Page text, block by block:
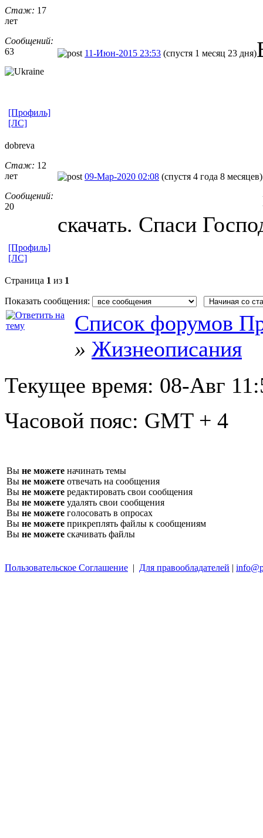
Стаж: 17
лет
Сообщений:
63
11-Июн-2015 23:53 (спустя 1 месяц 23 дня)
[Профиль]
[ЛС]
dobreva
Стаж: 12
лет
Сообщений:
20
09-Мар-2020 02:08 (спустя 4 года 8 месяцев)
скачать. Спаси
[Профиль]
[ЛС]
Страница 1 из 1
Показать сообщения:
Список форумов
» Жизнеописания
Текущее время: 08-Авг
Часовой пояс: GMT + 4
Вы не можете начинать темы
Вы не можете отвечать на сообщения
Вы не можете редактировать свои сообщения
Вы не можете удалять свои сообщения
Вы не можете голосовать в опросах
Вы не можете прикреплять файлы к сообщениям
Вы не можете скачивать файлы
Пользовательское Соглашение | Для правообладателей |